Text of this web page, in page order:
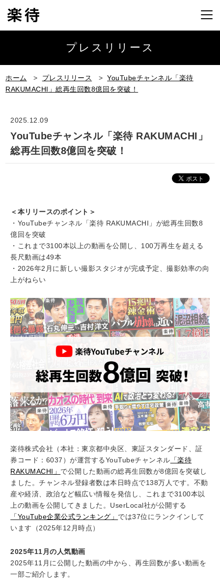
プレスリリース
ホーム > プレスリリース >YouTubeチャンネル「楽待
RAKUMACHI」総再生回数8億回を突破！
2025.12.09
YouTubeチャンネル「楽待 RAKUMACHI」
総再生回数8億回を突破！
＜本リリースのポイント＞
・YouTubeチャンネル「楽待 RAKUMACHI」が総再生回数8
億回を突破
・これまで3100本以上の動画を公開し、100万再生を超える
長尺動画は49本
・2026年2月に新しい撮影スタジオが完成予定、撮影効率の向
上がねらい
楽待株式会社（本社：東京都中央区、東証スタンダード、証
券コード：6037）が運営するYouTubeチャンネル 「楽待
RAKUMACHI」 で公開した動画の総再生回数が8億回を突破し
ました。チャンネル登録者数は本日時点で138万人です。不動
産や経済、政治など幅広い情報を発信し、これまで3100本以
上の動画を公開してきました。UserLocal社が公開する
「YouTube企業公式ランキング」 では37位にランクインして
います（2025年12月時点）
2025年11月の人気動画
2025年11月に公開した動画の中から、再生回数が多い動画を
一部ご紹介します。